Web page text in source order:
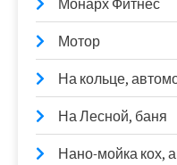
Монарх Фитнес
Мотор
На кольце,
На Лесной, баня
Нано-мойка кох,